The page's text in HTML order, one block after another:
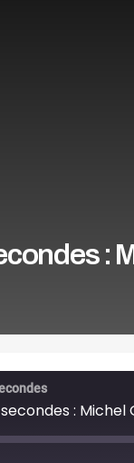
:
: Michel